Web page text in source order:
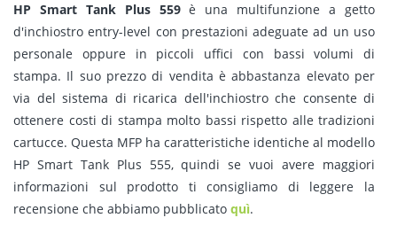
HP Smart Tank Plus 559è una multifunzione a getto
d'inchiostro entry-level con prestazioni adeguate ad un uso
personale oppure in piccoli uffici con bassi volumi di
stampa. Il suo prezzo di vendita è abbastanza elevato per
via del sistema di ricarica dell'inchiostro che consente di
ottenere costi di stampa molto bassi rispetto alle tradizioni
cartucce. Questa MFP ha caratteristiche identiche al modello
HP Smart Tank Plus 555, quindi se vuoi avere maggiori
informazioni sul prodotto ti consigliamo di leggere la
recensione che abbiamo pubblicato quì.